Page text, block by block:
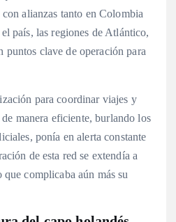
alianzas tanto en Colombia
país, las regiones de Atlántico,
clave de operación para
para coordinar viajes y
manera eficiente, burlando los
ponía en alerta constante
de esta red se extendía a
complicaba aún más su